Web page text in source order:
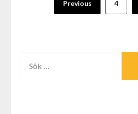
Previous 4